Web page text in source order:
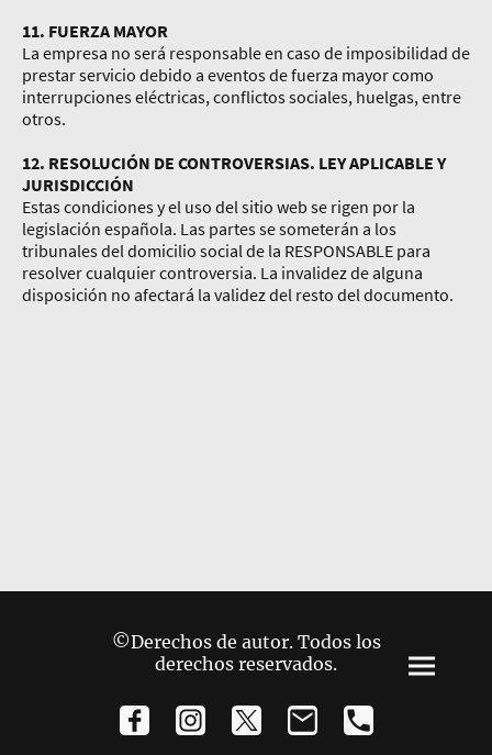
11. FUERZA MAYOR
La empresa no será responsable en caso de imposibilidad de
prestar servicio debido a eventos de fuerza mayor como
interrupciones eléctricas, conflictos sociales, huelgas, entre
otros.
12. RESOLUCIÓN DE CONTROVERSIAS. LEY APLICABLE Y
JURISDICCIÓN
Estas condiciones y el uso del sitio web se rigen por la
legislación española. Las partes se someterán a los
tribunales del domicilio social de la RESPONSABLE para
resolver cualquier controversia. La invalidez de alguna
disposición no afectará la validez del resto del documento.
©Derechos de autor. Todos los
derechos reservados.